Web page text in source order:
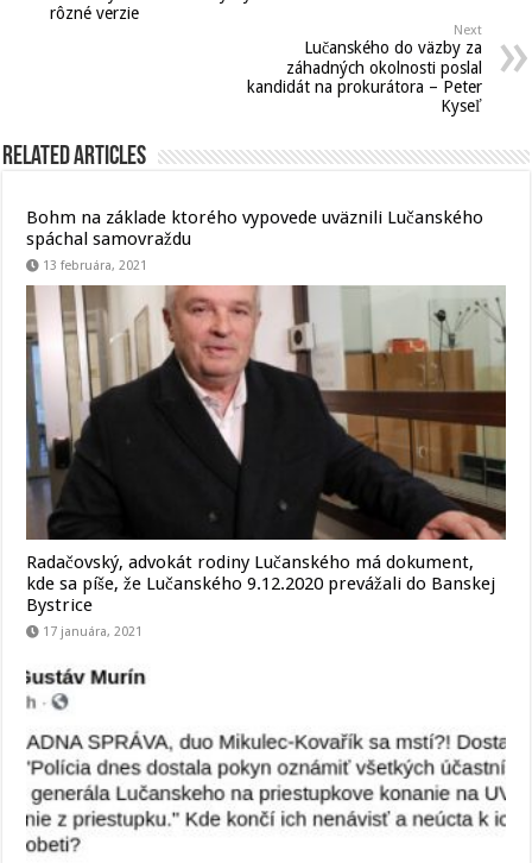
rôzné verzie
Next
Lučanského do väzby za
záhadných okolnosti poslal
kandidát na prokurátora – Peter
Kyseľ
Related Articles
Bohm na základe ktorého vypovede uväznili Lučanského
spáchal samovraždu
13 februára, 2021
Radačovský, advokát rodiny Lučanského má dokument,
kde sa píše, že Lučanského 9.12.2020 prevážali do Banskej
Bystrice
17 januára, 2021